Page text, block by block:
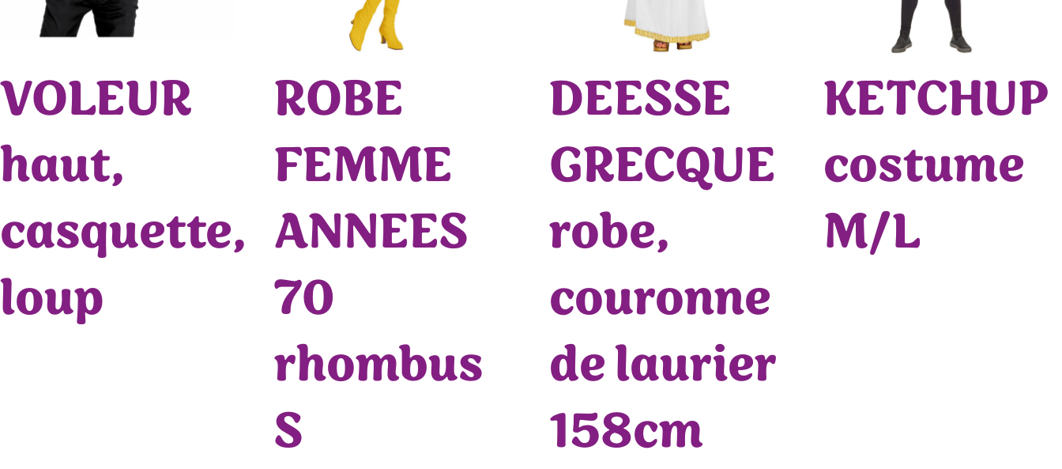
VOLEUR
haut,
casquette,
loup
ROBE
FEMME
ANNEES
70
rhombus
S
DEESSE
GRECQUE
robe,
couronne
de laurier
158cm
KETCHUP
costume
M/L